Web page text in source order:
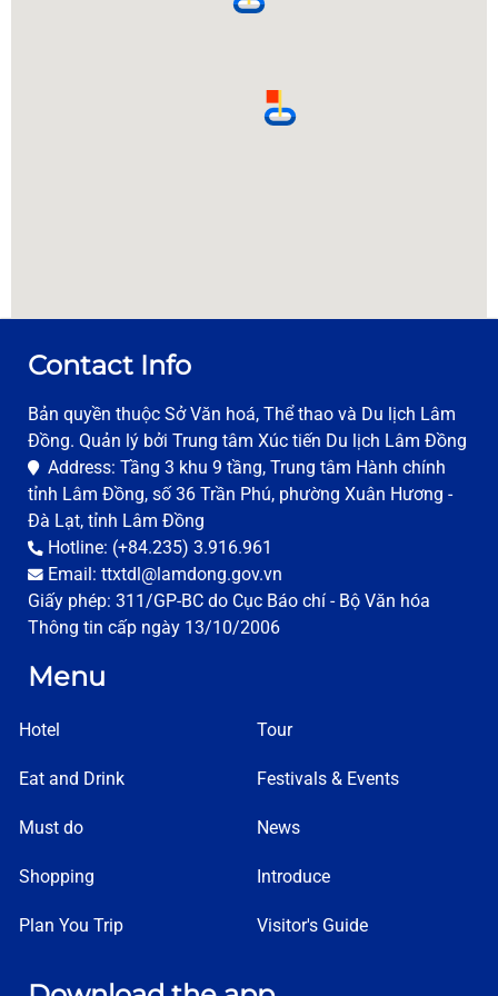
Contact Info
Bản quyền thuộc Sở Văn hoá, Thể thao và Du lịch Lâm
Đồng. Quản lý bởi Trung tâm Xúc tiến Du lịch Lâm Đồng
Address: Tầng 3 khu 9 tầng, Trung tâm Hành chính
tỉnh Lâm Đồng, số 36 Trần Phú, phường Xuân Hương -
Đà Lạt, tỉnh Lâm Đồng
Hotline: (+84.235) 3.916.961
Email: ttxtdl@lamdong.gov.vn
Giấy phép: 311/GP-BC do Cục Báo chí - Bộ Văn hóa
Thông tin cấp ngày 13/10/2006
Menu
Hotel
Eat and Drink
Must do
Shopping
Plan You Trip
Tour
Festivals & Events
News
Introduce
Visitor's Guide